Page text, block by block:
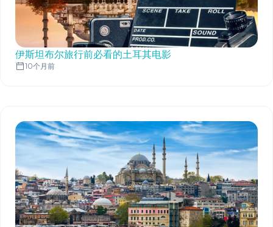
伊斯坦布尔旅行前必看的土耳其电影
10个月前